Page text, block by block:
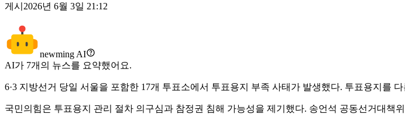
게시 2026년 6월 3일 21:12
newming AI
AI가 7개의 뉴스를 요약했어요.
6·3 지방선거 당일 서울을 포함한 17개 투표소에서 투표용지 부족 사태가 발생했다. 투표용지를
국민의힘은 투표용지 관리 절차 의구심과 참정권 침해 가능성을 제기했다. 송언석 공동선거대